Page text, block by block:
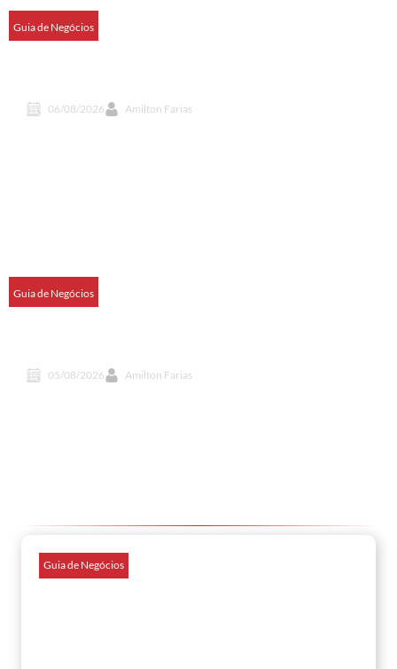
Guia de Negócios
06/08/2026 Amilton Farias
Guia de Negócios
05/08/2026 Amilton Farias
Guia de Negócios